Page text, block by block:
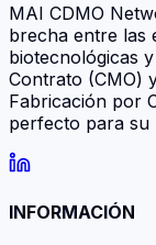
MAI CDMO
brecha entre las
biotecnológicas
Contrato (CMO)
Fabricación por
perfecto para su
INFORMACIÓN